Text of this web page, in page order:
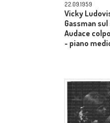
22.09.1959
Vicky
Gassman
Audace
- piano